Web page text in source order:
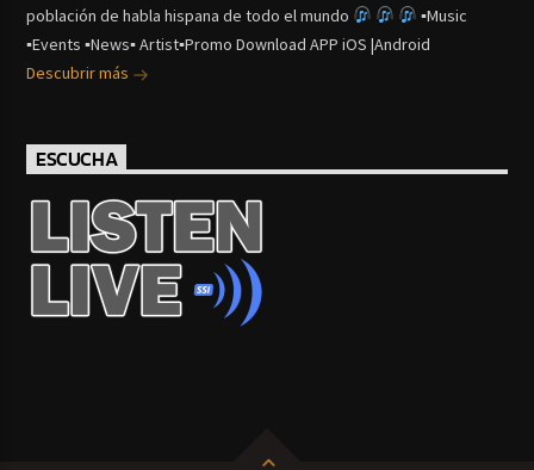
población de habla hispana de todo el mundo
▪Music
▪Events ▪News▪ Artist▪Promo Download APP iOS |Android
Descubrir más
ESCUCHA